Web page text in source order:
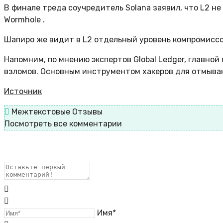
В финале треда соучредитель Solana заявил, что L2
Wormhole .
Шапиро же видит в L2 отдельный уровень
Напомним, по мнению экспертов Global Ledger,
взломов. Основным инструментом хакеров для
Источник
Межтекстовые Отзывы
Посмотреть все комментарии
Имя*